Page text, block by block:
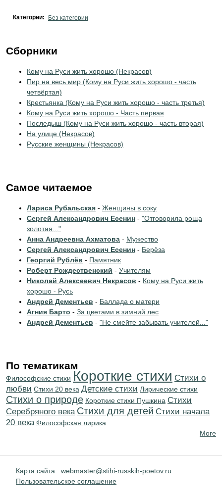
Категории: Без категории
Сборники
Кому на Руси жить хорошо (Некрасов)
Пир на весь мир (Кому на Руси жить хорошо - часть
четвёртая)
Крестьянка (Кому на Руси жить хорошо - часть третья)
Кому на Руси жить хорошо - Часть первая
Последыш (Кому на Руси жить хорошо - часть вторая)
На улице (Некрасов)
Русские женщины (Некрасов)
Самое читаемое
Лариса Рубальская - Женщины в соку
Сергей Александрович Есенин - "Отговорила роща
золотая..."
Анна Андреевна Ахматова - Мужество
Сергей Александрович Есенин - Берёза
Георгий Рублёв - Памятник
Роберт Рождественский - Учителям
Николай Алексеевич Некрасов - Кому на Руси жить
хорошо - Русь
Андрей Дементьев - Баллада о матери
Агния Барто - За цветами в зимний лес
Андрей Дементьев - "Не смейте забывать учителей..."
По тематикам
Философские стихи Короткие стихи Стихи о
любви Стихи 20 века Детские стихи Лирические стихи
Стихи о природе Короткие стихи Пушкина Cтихи
Серебряного века Стихи для детей Cтихи начала
20 века Философская лирика
More
Карта сайта
webmaster@stihi-russkih-poetov.ru
Пользовательское соглашение